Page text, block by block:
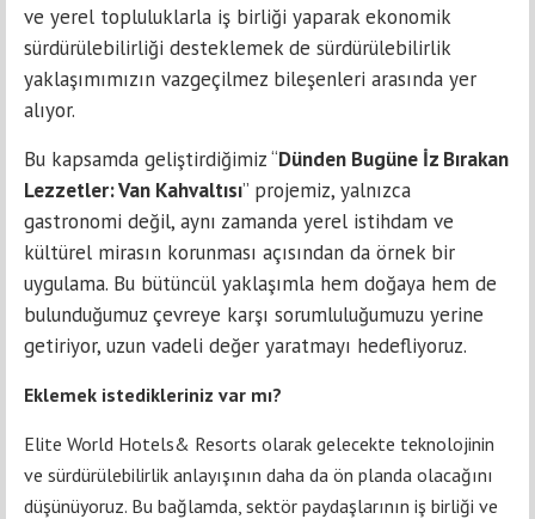
ve yerel topluluklarla iş birliği yaparak ekonomik
sürdürülebilirliği desteklemek de sürdürülebilirlik
yaklaşımımızın vazgeçilmez bileşenleri arasında yer
alıyor.
Bu kapsamda geliştirdiğimiz “Dünden Bugüne İz Bırakan
Lezzetler: Van Kahvaltısı” projemiz, yalnızca
gastronomi değil, aynı zamanda yerel istihdam ve
kültürel mirasın korunması açısından da örnek bir
uygulama. Bu bütüncül yaklaşımla hem doğaya hem de
bulunduğumuz çevreye karşı sorumluluğumuzu yerine
getiriyor, uzun vadeli değer yaratmayı hedefliyoruz.
Eklemek istedikleriniz var mı?
Elite World Hotels& Resorts olarak gelecekte teknolojinin
ve sürdürülebilirlik anlayışının daha da ön planda olacağını
düşünüyoruz. Bu bağlamda, sektör paydaşlarının iş birliği ve